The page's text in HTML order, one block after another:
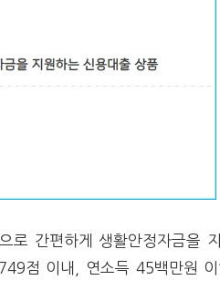
로 간편하게 생활안정자금을
점 이내, 연소득 45백만원 이